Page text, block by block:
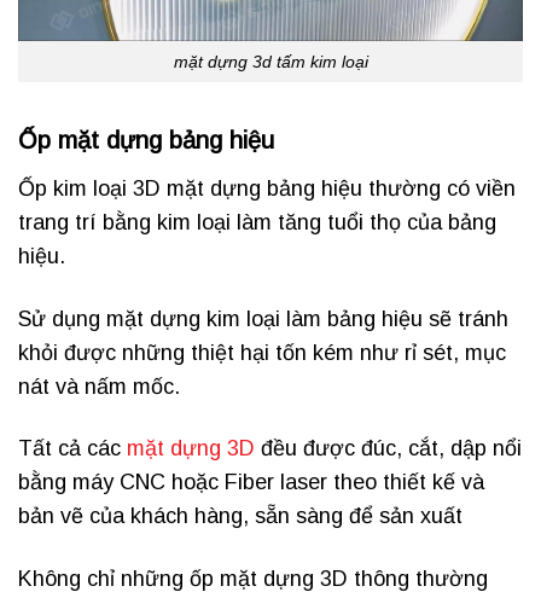
mặt dựng 3d tấm kim loại
Ốp mặt dựng bảng hiệu
Ốp kim loại 3D mặt dựng bảng hiệu thường có viền
trang trí bằng kim loại làm tăng tuổi thọ của bảng
hiệu.
Sử dụng mặt dựng kim loại làm bảng hiệu sẽ tránh
khỏi được những thiệt hại tốn kém như rỉ sét, mục
nát và nấm mốc.
Tất cả các mặt dựng 3D đều được đúc, cắt, dập nổi
bằng máy CNC hoặc Fiber laser theo thiết kế và
bản vẽ của khách hàng, sẵn sàng để sản xuất
Không chỉ những ốp mặt dựng 3D thông thường